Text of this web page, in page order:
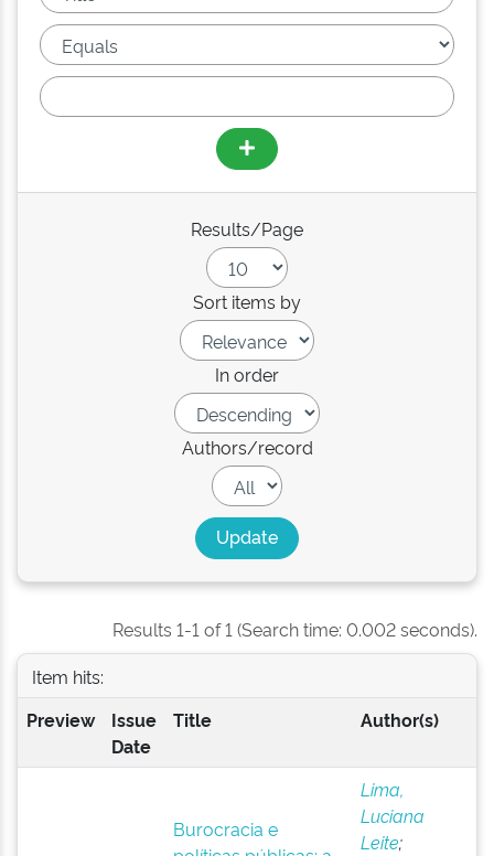
Results/Page
Sort items by
In order
Authors/record
Results 1-1 of 1 (Search time: 0.002 seconds).
Item hits:
Preview
Issue
Date
Title Author(s)
Burocracia e
Lima,
Luciana
Leite;